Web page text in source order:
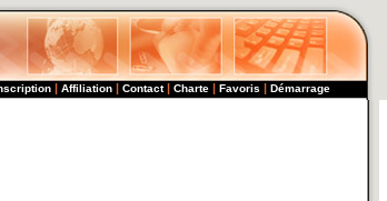
| Affiliation | Contact | Charte | Favoris | Démarrage